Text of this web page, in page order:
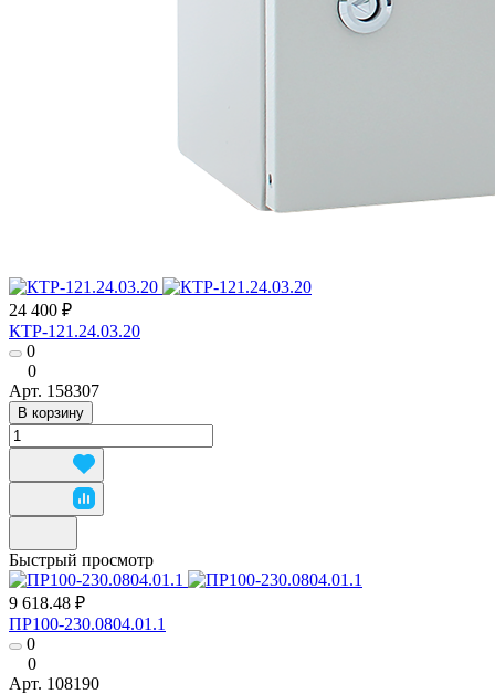
24 400 ₽
КТР-121.24.03.20
0
0
Арт. 158307
В корзину
Быстрый просмотр
9 618.48 ₽
ПР100-230.0804.01.1
0
0
Арт. 108190